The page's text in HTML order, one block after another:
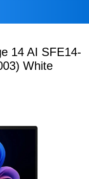
14 AI SFE14-
White